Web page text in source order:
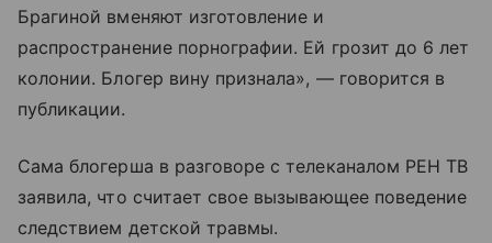
Брагиной вменяют изготовление и
распространение порнографии. Ей грозит до 6 лет
колонии. Блогер вину признала», — говорится в
публикации.
Сама блогерша в разговоре с телеканалом РЕН ТВ
заявила, что считает свое вызывающее поведение
следствием детской травмы.